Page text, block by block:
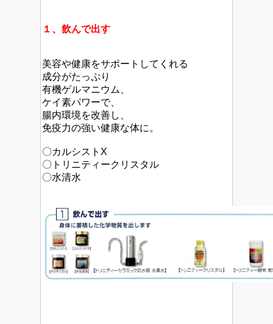
１、飲んで出す
美容や健康をサポートしてくれる
成分がたっぷり
有機ゲルマニウム、
ケイ素パワーで、
腸内環境を改善し、
免疫力の強い健康な体に。
〇カルシストX
〇トリニティークリスタル
〇水清水